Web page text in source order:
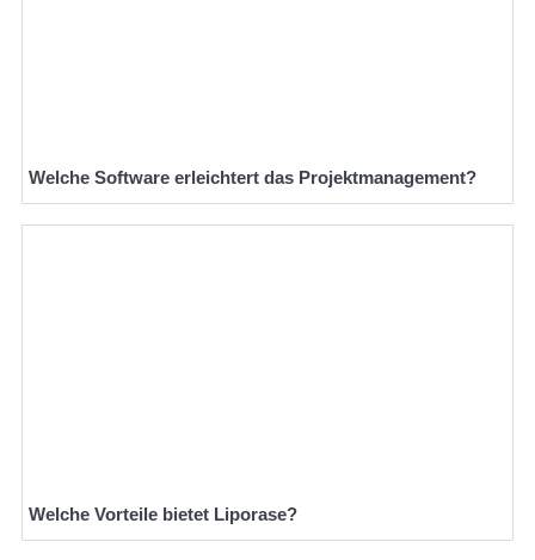
Welche Software erleichtert das Projektmanagement?
Welche Vorteile bietet Liporase?